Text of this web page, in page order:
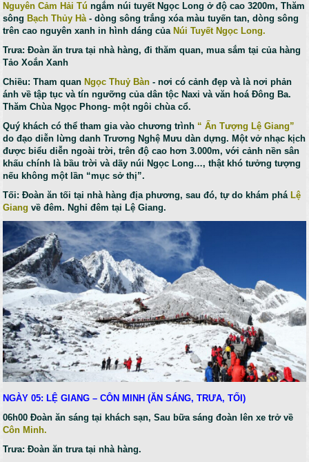
Nguyên Cảm Hải Tú ngắm núi tuyết Ngọc Long ở độ cao 3200m, Thăm
sông Bạch Thủy Hà- dòng sông trắng xóa màu tuyến tan, dòng sông
trên cao nguyên xanh in hình dáng củaNúi Tuyết Ngọc Long.
Trưa: Đoàn ăn trưa tại nhà hàng, đi thăm quan, mua sắm tại của hàng
Tảo Xoắn Xanh
Chiều: Tham quan Ngọc Thuỷ Bàn - nơi có cảnh đẹp và là nơi phản
ánh về tập tục và tín ngưỡng của dân tộc Naxi và văn hoá Đông Ba.
Thăm Chùa Ngọc Phong- một ngôi chùa cổ.
Quý khách có thể tham gia vào chương trình “ Ấn Tượng Lệ Giang”
do đạo diễn lừng danh Trương Nghệ Mưu dàn dựng. Một vở nhạc kịch
được biểu diễn ngoài trời, trên độ cao hơn 3.000m, với cảnh nền sân
khấu chính là bầu trời và dãy núi Ngọc Long…, thật khó tưởng tượng
nếu không một lần “mục sở thị”.
Tối: Đoàn ăn tối tại nhà hàng địa phương, sau đó, tự do khám phá Lệ
Giangvề đêm. Nghỉ đêm tại Lệ Giang.
NGÀY 05: LỆ GIANG – CÔN MINH (ĂN SÁNG, TRƯA, TỐI)
06h00 Đoàn ăn sáng tại khách sạn, Sau bữa sáng đoàn lên xe trở về
Côn Minh.
Trưa: Đoàn ăn trưa tại nhà hàng.